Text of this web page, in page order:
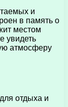
и
в память о
местом
увидеть
атмосферу